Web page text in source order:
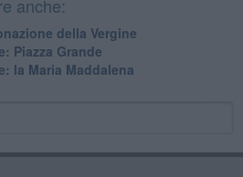
anche:
della Vergine
Piazza Grande
la Maria Maddalena